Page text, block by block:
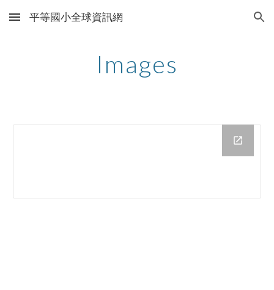
Skip to main content Skip to navigation
平等國小全球資訊網
Images